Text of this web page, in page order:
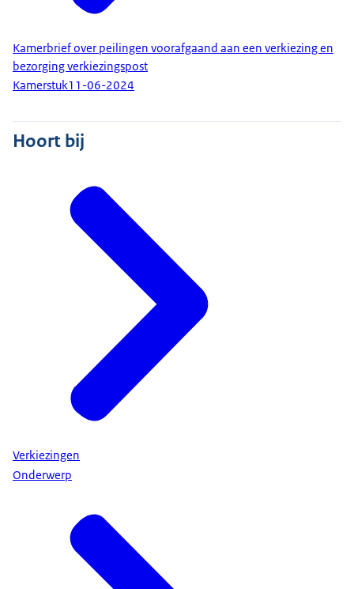
Kamerbrief over peilingen voorafgaand aan een verkiezing en
bezorging verkiezingspost
Kamerstuk11-06-2024
Hoort bij
Verkiezingen
Onderwerp